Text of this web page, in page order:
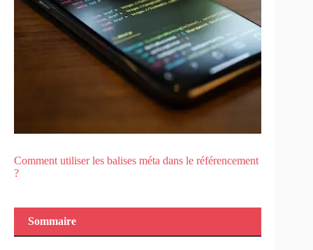
Comment utiliser les balises méta dans le référencement
?
Sommaire